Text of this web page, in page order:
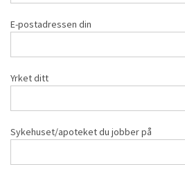
E-postadressen din
Yrket ditt
Sykehuset/apoteket du jobber på